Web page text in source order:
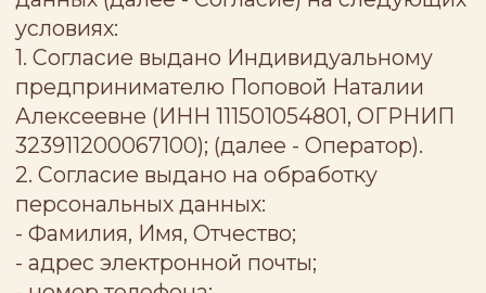
персональных данных в целях:
- Предоставление возможности
взаимодействовать с сайтом и
обеспечение доступа к его функционалу;
- Установление и поддержание связи с
Оператором, консультирование по
вопросам оказания услуг, обработка
запросов и заявок, в том числе
предоставление бесплатной
консультации, обратного звонка или
иного контакта;
- Проверка корректности
предоставленных персональных данных;
- Подготовка, заключение и исполнение